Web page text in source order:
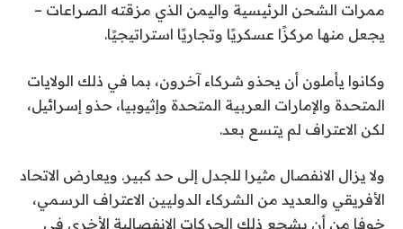
ممرات الشحن الرئيسية واليمن الذي مزقته الصراعات –
يجعل منها مركزًا عسكريًا وتجاريًا استراتيجيًا.
وكانوا يأملون أن يحذو شركاء آخرون، بما في ذلك الولايات
المتحدة والإمارات العربية المتحدة وإثيوبيا، حذو إسرائيل،
لكن الاعتراف لم يتسع بعد.
ولا يزال الانفصال مثيرا للجدل إلى حد كبير. ويعارض الاتحاد
الأفريقي والعديد من الشركاء الدوليين الاعتراف الرسمي،
خوفا من أن يشجع ذلك الحركات الانفصالية الأخرى في